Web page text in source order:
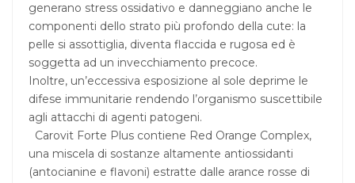
generano stress ossidativo e danneggiano anche le
componenti dello strato più profondo della cute: la
pelle si assottiglia, diventa flaccida e rugosa ed è
soggetta ad un invecchiamento precoce.
Inoltre, un’eccessiva esposizione al sole deprime le
difese immunitarie rendendo l’organismo suscettibile
agli attacchi di agenti patogeni.
Carovit Forte Plus contiene Red Orange Complex,
una miscela di sostanze altamente antiossidanti
(antocianine e flavoni) estratte dalle arance rosse di